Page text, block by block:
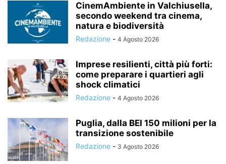
CinemAmbiente in Valchiusella,
secondo weekend tra cinema,
natura e biodiversità
Redazione - 4 Agosto 2026
Imprese resilienti, città più forti:
come preparare i quartieri agli
shock climatici
Redazione - 4 Agosto 2026
Puglia, dalla BEI 150 milioni per la
transizione sostenibile
Redazione - 3 Agosto 2026